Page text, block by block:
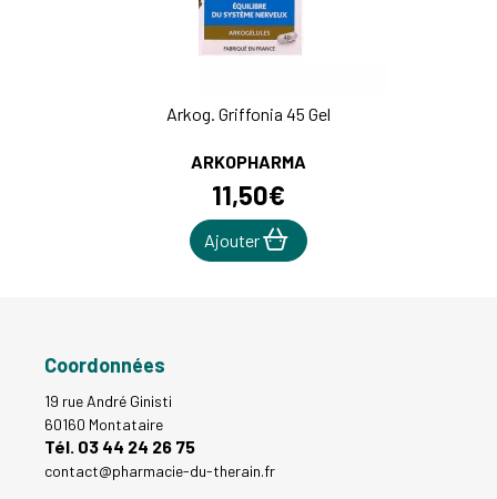
Arkog. Griffonia 45 Gel
ARKOPHARMA
11,50€
Ajouter
Coordonnées
19 rue André Ginisti
60160 Montataire
Tél. 03 44 24 26 75
contact@pharmacie-du-therain.fr